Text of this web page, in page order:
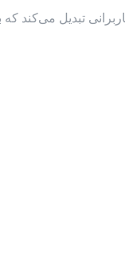
تبدیل می‌کند